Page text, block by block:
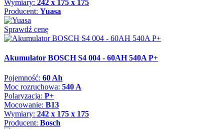
Wymiary: 242 x 175 x 175
Producent: Yuasa
Sprawdź cenę
Akumulator BOSCH S4 004 - 60AH 540A P+
Pojemność: 60 Ah
Moc rozruchowa: 540 A
Polaryzacja: P+
Mocowanie: B13
Wymiary: 242 x 175 x 175
Producent: Bosch